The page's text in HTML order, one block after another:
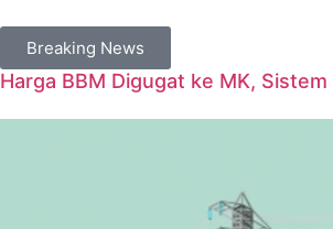
Breaking News
Harga BBM Digugat ke MK,